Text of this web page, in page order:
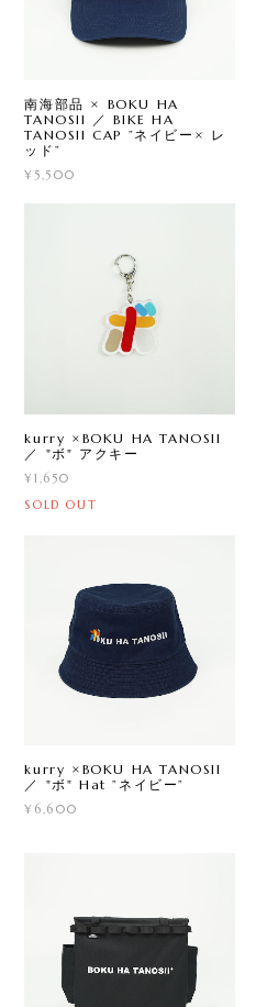
南海部品 × BOKU HA
TANOSII ／ BIKE HA
TANOSII CAP ”ネイビー× レ
ッド”
¥5,500
kurry ×BOKU HA TANOSII
／ "ボ" アクキー
¥1,650
SOLD OUT
kurry ×BOKU HA TANOSII
／ "ボ" Hat ”ネイビー”
¥6,600